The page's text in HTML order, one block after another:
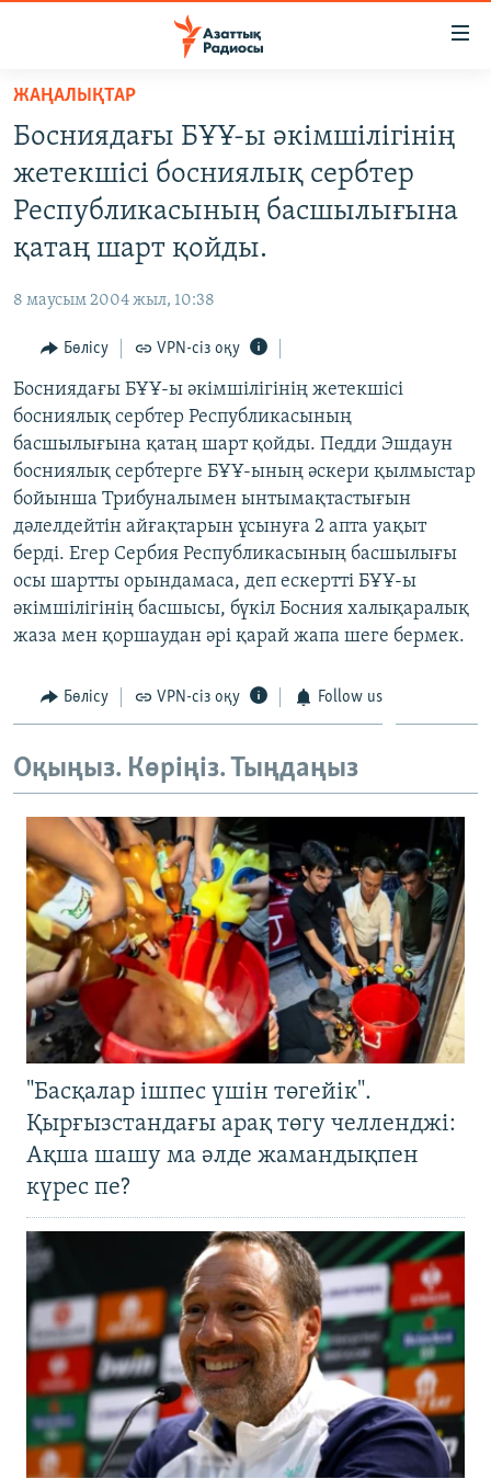
Skip
main
content
Skip
to
main
Skip
Search
AZATTYQTV
ӘЛЕУМЕТ
ӘЛЕМ
АРНАЙЫ ЖОБАЛАР
Русский
ЖАЗЫЛЫҢЫЗ
Басқа тілдерде
ЖАҢАЛЫҚТАР
Босниядағы БҰҰ-ы әкімшілігінің
жетекшісі босниялық сербтер
Республикасының басшылығына
қатаң шарт қойды.
8 маусым 2004 жыл, 10:38
Бөлісу VPN-сіз оқу
Босниядағы БҰҰ-ы әкімшілігінің жетекшісі
босниялық сербтер Республикасының
басшылығына қатаң шарт қойды. Педди Эшдаун
босниялық сербтерге БҰҰ-ының әскери қылмыстар
бойынша Трибуналымен ынтымақтастығын
дәлелдейтін айғақтарын ұсынуға 2 апта уақыт
берді. Егер Сербия Республикасының басшылығы
осы шартты орындамаса, деп ескертті БҰҰ-ы
әкімшілігінің басшысы, бүкіл Босния халықаралық
жаза мен қоршаудан әрі қарай жапа шеге бермек.
Бөлісу VPN-сіз оқу Follow us
Оқыңыз. Көріңіз. Тыңдаңыз
"Басқалар ішпес үшін төгейік".
Қырғызстандағы арақ төгу челленджі:
Ақша шашу ма әлде жамандықпен
күрес пе?